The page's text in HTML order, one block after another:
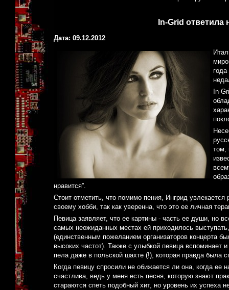
In-Grid
Дата: 09.12.2012
In-
том,
нравится”.
Стоит отметить, что помимо пения, Ингрид
своему хобби, так как уверенна, что это ее личная
Певица заявляет, что ее картины - часть ее души, но
самых неожиданных местах ей приходилось
(единственным пожеланием организаторов концерта
высоких частот). Также с улыбкой певица вспоминает
пела даже в польской шахте (!), которая правда была
Когда певицу спросили не обижается ли она, когда ее
счастлива, ведь у меня есть песня, которую знают
стараются спеть подобный хит, но уровень их успеха